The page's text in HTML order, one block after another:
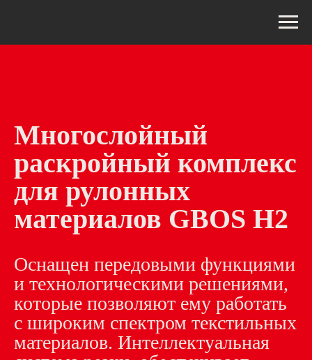
Многослойный
раскройный комплекс
для рулонных
материалов GBOS H2
Оснащен передовыми функциями
и технологическими решениями,
которые позволяют ему работать
с широким спектром текстильных
материалов. Интеллектуальная